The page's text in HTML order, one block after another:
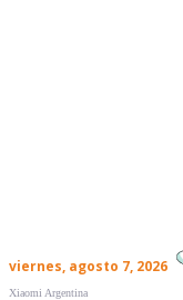
viernes, agosto 7, 2026
Xiaomi Argentina